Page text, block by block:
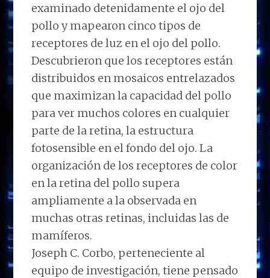
examinado detenidamente el ojo del
pollo y mapearon cinco tipos de
receptores de luz en el ojo del pollo.
Descubrieron que los receptores están
distribuidos en mosaicos entrelazados
que maximizan la capacidad del pollo
para ver muchos colores en cualquier
parte de la retina, la estructura
fotosensible en el fondo del ojo. La
organización de los receptores de color
en la retina del pollo supera
ampliamente a la observada en
muchas otras retinas, incluidas las de
mamíferos.
Joseph C. Corbo, perteneciente al
equipo de investigación, tiene pensado